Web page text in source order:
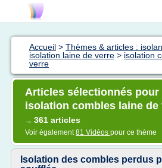
Accueil > Thèmes & articles :
isolation laine de verre > isolation
verre
Articles sélectionnés pour
isolation combles laine de
→ 361 articles
Voir également81 Vidéos pour ce thème
Isolation des combles perdus